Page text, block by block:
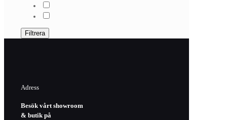
Filtrera
Adress
Besök vårt showroom
& butik på